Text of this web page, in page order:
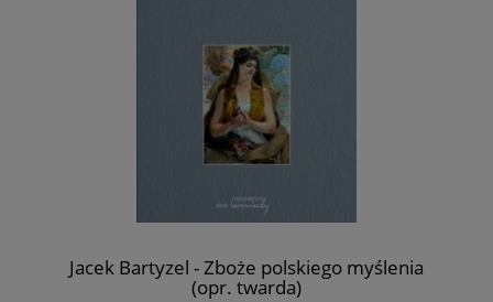
Jacek Bartyzel - Zboże polskiego myślenia
(opr. twarda)